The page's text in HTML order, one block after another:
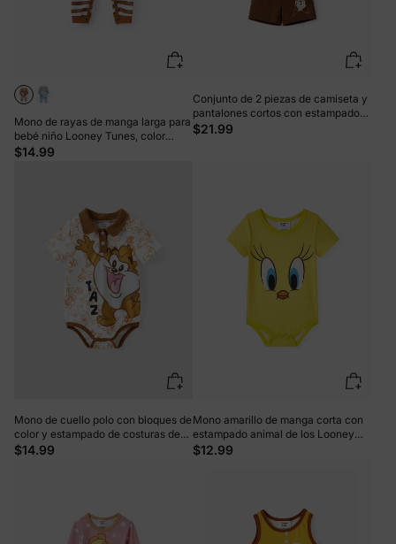
Mono de rayas de manga larga para
bebé niño Looney Tunes, color
marrón, 1 pieza
$14.99
Conjunto de 2 piezas de camiseta y
pantalones cortos con estampado
de personajes de Looney Tunes
$21.99
Mono de cuello polo con bloques de
color y estampado de costuras de
Looney Tunes para bebé niño, color
$14.99
Mono amarillo de manga corta con
estampado animal de los Looney
Tunes para bebé niño/niña Naia?
$12.99